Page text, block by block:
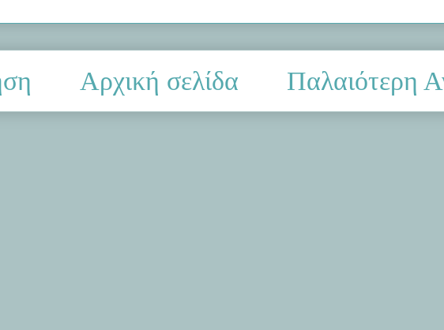
Παλαιότερη
Αρχική σελίδα